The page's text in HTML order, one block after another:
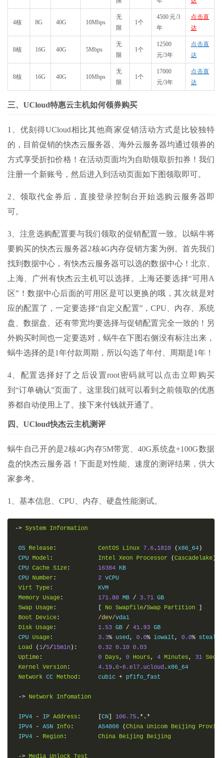
4核 8G 40G 10Mbps
无
限
1个
4500元/3
年
点击直
达
8核 16G 40G 5Mbps
无
限
1个
12500
元/3年
点击直
达
8核 16G 40G 10Mbps
无
限
1个
17000
元/3年
点击直
达
三、UCloud特惠云主机如何领券购买
1、优刻得UCloud相比其他商家促销活动方式是比较独特
的，目前促销的快杰云服务器、海外云服务器均通过领券的
方式享受折扣价格！在活动页面均为自助领取折扣券！我们
注册一个新账号，然后进入到活动页面如下图领取即可。
2、领取代金券后，直接登录控制台开始选购云服务器即
可。
3、注意选购配置要与我们领取的促销配置一致。以蜗牛将
要购买的快杰云服务器2核4G内存促销方案为例。首先我们
找到数据中心，有快杰云服务器可以选的数据中心！北京、
上海、广州有快杰云主机可以选择。上海还要选择“可用A
区”！数据中心后面的可用区是可以更换的哦，其次就是对
应的配置了，一定要选择“自定义配置”，CPU、内存、系统
盘、数据盘、还有带宽均要选择与促销配置完全一致的！另
外购买时间也一定要选对，蜗牛在下图右侧没有标注出来，
蜗牛选择的是1年付款周期，所以勾选了年付、周期是1年！
4、配置选择好了之后设置root密码就可以点击立即购买
到“订单确认”页面了。这里我们就可以看到之前领取的优惠
券都自动使用上了。接下来付钱就开通了。
四、UCloud快杰云主机测评
蜗牛自己开的是2核4G内存5M带宽、40G系统盘+100G数据
盘的快杰云服务器！下面是对性能、速度的测评结果，供大
家参考。
1、基本信息、CPU、内存、硬盘性能测试。
-> System Information
OS Release : CentOS Linux 7.6 . 1810 (x86_64 )
CPU Model : Intel Xeon Processor (Cascadelake )
CPU Cache Size : 16384 KB
CPU Number : 2 vCPU
Virt Type :
             KVM
Memory Usage : 171.80 MB / 3.71 GB
Swap Usage : No Swapfile/Swap Partition
Boot
Device : /dev/vda1
Disk Usage : 1.53 GB / 41.93 GB
CPU Usage : 3.3% used, 0.0% iowait , 0.0% steal
Load
( 1/5/15min ): 0.32 0.10 0.03
Uptime : 0 Days , 0 Hours , 4 Minutes , 31
Kernel Version : 4.19 .0-6.el7.ucloud .x86_64
Network CC Method :
     cubic
+ pfifo_fast
-> Network Infomation
IPV4 - IP Address : CN 106.75 .*.*
IPV4
- ASN Info :
       AS4808
(China Unicom Beijing
IPV4
- Region : China Beijing Beijing
-> Media Unlock Test